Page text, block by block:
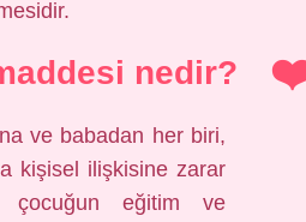
nedir?
ve babadan her biri,
kişisel ilişkisine zarar
çocuğun eğitim ve